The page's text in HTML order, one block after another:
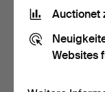
Jugend, bemalt,
Auctionet
Websites